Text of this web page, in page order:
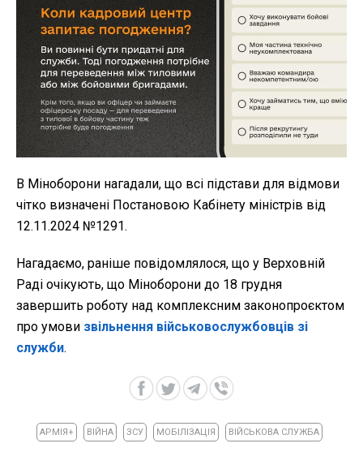
В Міноборони нагадали, що всі підстави для відмови
чітко визначені Постановою Кабінету міністрів від
12.11.2024 №1291.
Нагадаємо, раніше повідомлялося, що у Верховній
Раді очікують, що Міноборони до 18 грудня
завершить роботу над комплексним законопроєктом
про умови звільнення військовослужбовців зі
служби.
АРМІЯ+ ВІЙНА ЗСУ МОБІЛІЗАЦІЯ ВІЙСЬКОВА СЛУЖБА